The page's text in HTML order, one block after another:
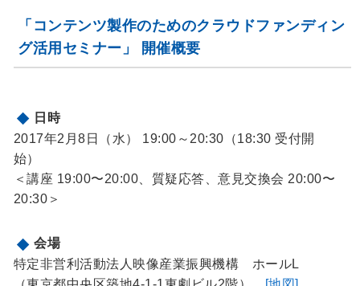
「コンテンツ製作のためのクラウドファンディン
グ活用セミナー」 開催概要
日時
2017年2月8日（水） 19:00～20:30（18:30 受付開
始）
＜講座 19:00〜20:00、質疑応答、意見交換会 20:00〜
20:30＞
会場
特定非営利活動法人映像産業振興機構 ホールL